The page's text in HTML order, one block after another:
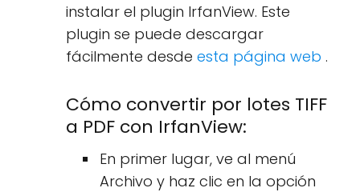
instalar el plugin IrfanView. Este
plugin se puede descargar
fácilmente desde esta página web .
Cómo convertir por lotes TIFF
a PDF con IrfanView:
En primer lugar, ve al menú
Archivo y haz clic en la opción